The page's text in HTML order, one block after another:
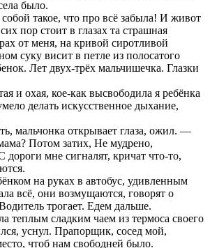
было.
такое, что про всё забыла! И живот
пор стоит в глазах та страшная
от меня, на кривой сиротливой
суку висит в петле из полосатого
Лет двух-трёх мальчишечка. Глазки
и охая, кое-как высвободила я ребёнка
делать искусственное дыхание,
мальчонка открывает глаза, ожил. —
Потом затих, Не мудрено,
дороги мне сигналят, кричат что-то,
на руках в автобус, удивленным
всё, они возмущаются, говорят о
трогает. Едем дальше.
теплым сладким чаем из термоса своего
уснул. Прапорщик, сосед мой,
чтоб нам свободней было.